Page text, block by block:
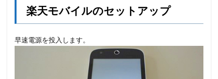
楽天モバイルのセットアップ
早速電源を投入します。